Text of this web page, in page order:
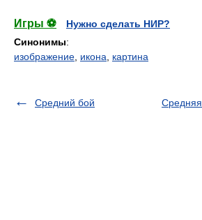
Игры ⚽
Нужно сделать НИР?
Синонимы:
изображение икона картина
Средний бой